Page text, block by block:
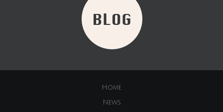
Home
News